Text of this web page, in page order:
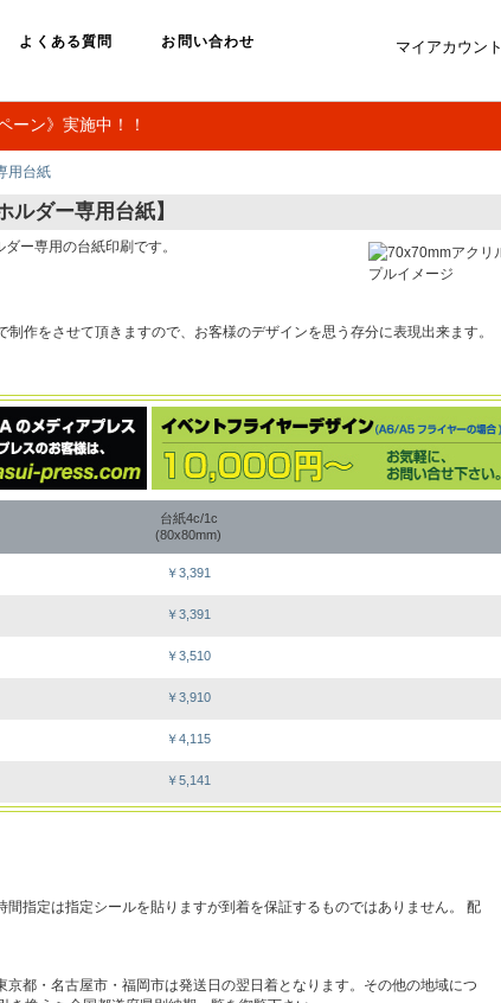
よくある質問 お問い合わせ マイアカウント
ーン》実施中！！
用台紙
ダー専用台紙】
ー専用の台紙印刷です。
作をさせて頂きますので、お客様のデザインを思う存分に表現出来ます。
台紙4c/1c
(80x80mm)
￥3,391
￥3,391
￥3,510
￥3,910
￥4,115
￥5,141
指定は指定シールを貼りますが到着を保証するものではありません。 配
都・名古屋市・福岡市は発送日の翌日着となります。その他の地域につ